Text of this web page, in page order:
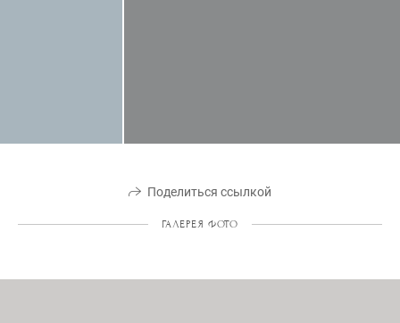
Поделиться ссылкой
ГАЛЕРЕЯ ФОТО